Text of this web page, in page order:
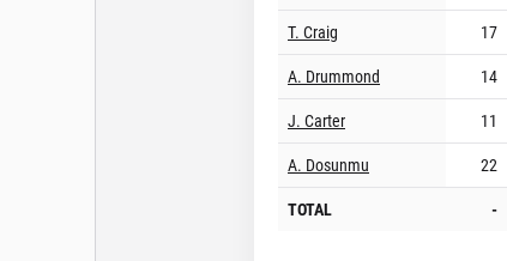
T. Craig
17
A. Drummond
14
J. Carter
11
A. Dosunmu
22
TOTAL
-